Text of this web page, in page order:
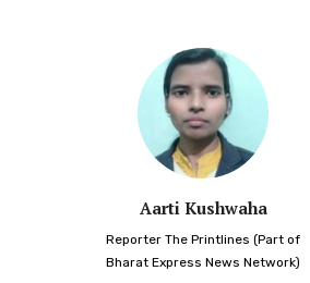
Aarti Kushwaha
Reporter The Printlines (Part of
Bharat Express News Network)